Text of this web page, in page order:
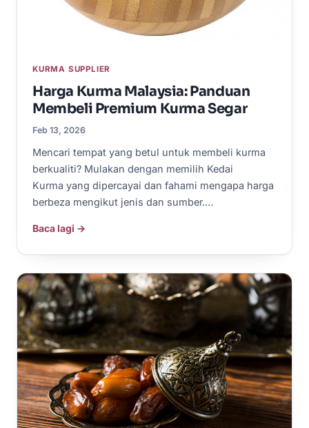
KURMA SUPPLIER
Harga Kurma Malaysia: Panduan
Membeli Premium Kurma Segar
Feb 13, 2026
Mencari tempat yang betul untuk membeli kurma
berkualiti? Mulakan dengan memilih Kedai
Kurma yang dipercayai dan fahami mengapa harga
berbeza mengikut jenis dan sumber.…
Baca lagi →